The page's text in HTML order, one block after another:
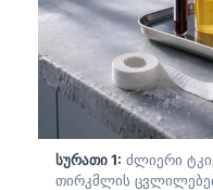
სურათი 1: ძლიერი
თირკმლის